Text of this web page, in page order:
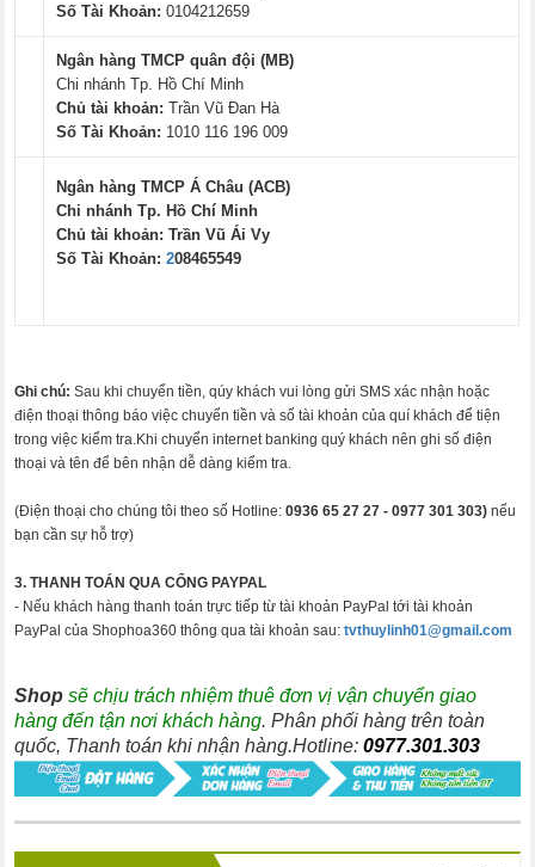
Số Tài Khoản: 0104212659
Ngân hàng TMCP quân đội (MB)
Chi nhánh Tp. Hồ Chí Minh
Chủ tài khoản: Trần Vũ Đan Hà
Số Tài Khoản: 1010 116 196 009
Ngân hàng TMCP Á Châu (ACB)
Chi nhánh Tp. Hồ Chí Minh
Chủ tài khoản: Trần Vũ Ái Vy
Số Tài Khoản: 208465549
Ghi chú: Sau khi chuyển tiền, qúy khách vui lòng gửi SMS xác nhận hoặc
điện thoại thông báo việc chuyển tiền và số tài khoản của quí khách để tiện
trong việc kiểm tra.Khi chuyển internet banking quý khách nên ghi số điện
thoại và tên để bên nhận dễ dàng kiểm tra.
(Điện thoại cho chúng tôi theo số Hotline:0936 65 27 27 -0977 301 303) nếu
bạn cần sự hỗ trợ)
3. THANH TOÁN QUA CỔNG PAYPAL
- Nếu khách hàng thanh toán trực tiếp từ tài khoản PayPal tới tài khoản
PayPal của Shophoa360 thông qua tài khoản sau:tvthuylinh01@gmail.com
Shop sẽ chịu trách nhiệm thuê đơn vị vận chuyển giao
hàng đến tận nơi khách hàng. Phân phối hàng trên toàn
quốc, Thanh toán khi nhận hàng.Hotline:0977.301.303